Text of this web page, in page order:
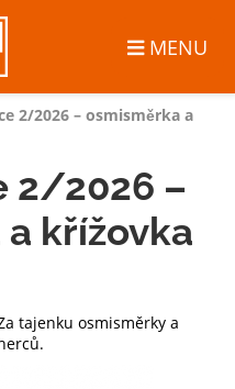
MENU
2/2026 – osmisměrka a
2/2026 –
křížovka
tajenku osmisměrky a